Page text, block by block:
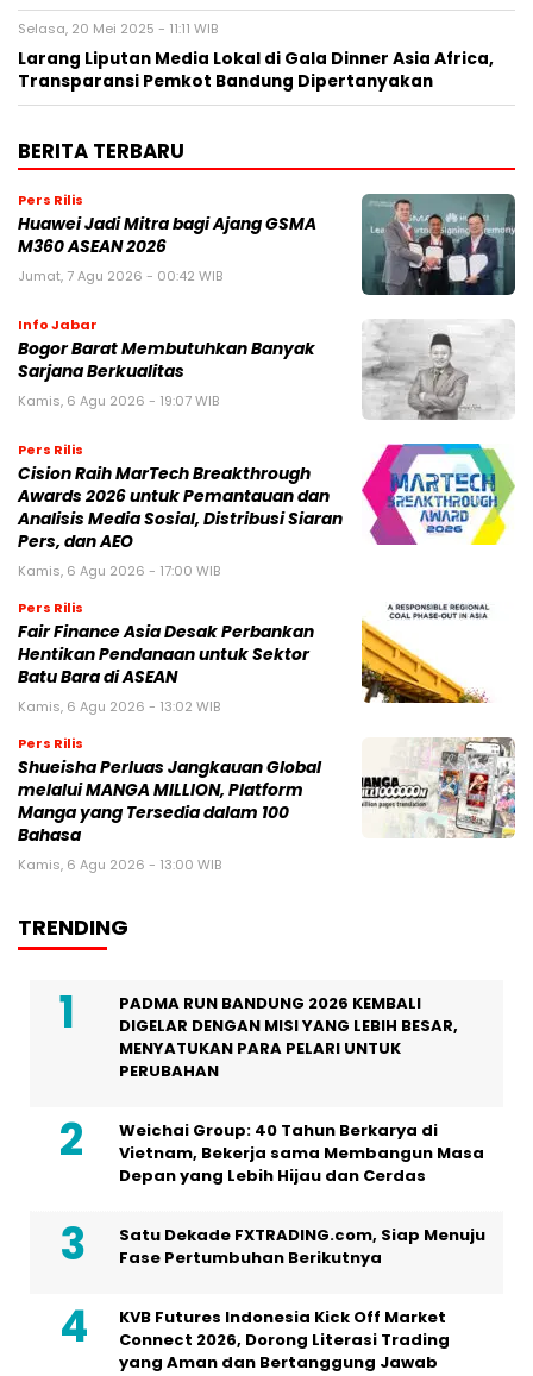
Selasa, 20 Mei 2025 - 11:11 WIB
Larang Liputan Media Lokal di Gala Dinner Asia Africa,
Transparansi Pemkot Bandung Dipertanyakan
BERITA TERBARU
Pers Rilis
Huawei Jadi Mitra bagi Ajang GSMA
M360 ASEAN 2026
Jumat, 7 Agu 2026 - 00:42 WIB
Info Jabar
Bogor Barat Membutuhkan Banyak
Sarjana Berkualitas
Kamis, 6 Agu 2026 - 19:07 WIB
Pers Rilis
Cision Raih MarTech Breakthrough
Awards 2026 untuk Pemantauan dan
Analisis Media Sosial, Distribusi Siaran
Pers, dan AEO
Kamis, 6 Agu 2026 - 17:00 WIB
Pers Rilis
Fair Finance Asia Desak Perbankan
Hentikan Pendanaan untuk Sektor
Batu Bara di ASEAN
Kamis, 6 Agu 2026 - 13:02 WIB
Pers Rilis
Shueisha Perluas Jangkauan Global
melalui MANGA MILLION, Platform
Manga yang Tersedia dalam 100
Bahasa
Kamis, 6 Agu 2026 - 13:00 WIB
TRENDING
PADMA RUN BANDUNG 2026 KEMBALI
DIGELAR DENGAN MISI YANG LEBIH BESAR,
MENYATUKAN PARA PELARI UNTUK
PERUBAHAN
Weichai Group: 40 Tahun Berkarya di
Vietnam, Bekerja sama Membangun Masa
Depan yang Lebih Hijau dan Cerdas
Satu Dekade FXTRADING.com, Siap Menuju
Fase Pertumbuhan Berikutnya
KVB Futures Indonesia Kick Off Market
Connect 2026, Dorong Literasi Trading
yang Aman dan Bertanggung Jawab